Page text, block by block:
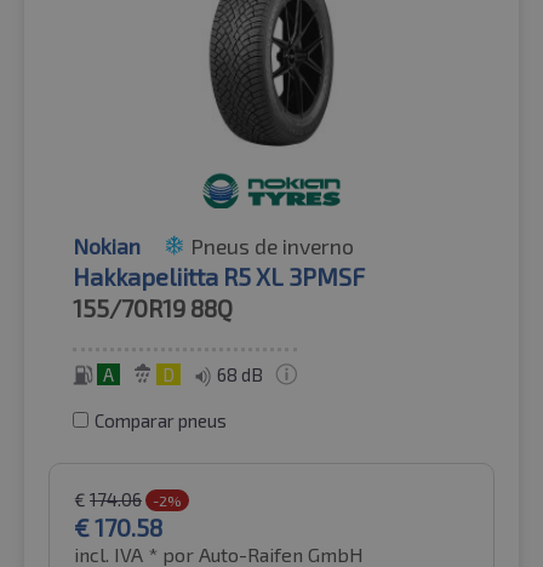
Nokian Pneus de inverno
Hakkapeliitta R5 XL 3PMSF
155/70R19 88Q
A D 68 dB
Comparar pneus
€ 174.06 -2%
€170.58
incl. IVA * por Auto-Raifen GmbH